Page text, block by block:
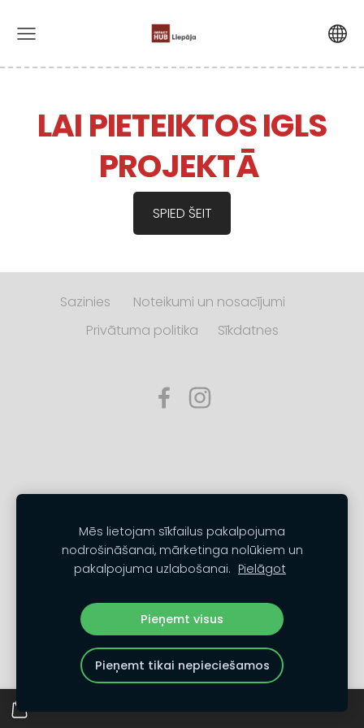
LAI PIETEIKTOS IGLS
PROJEKTĀ
SPIED ŠEIT
Sazinies
Noteikumi un nosacījumi
Privātuma politika
Sīkdatnes
Mēs lietojam sīkfailus pakalpojuma
nodrošināšanai, mārketinga nolūkiem un
pakalpojuma uzlabošanai. Pielāgot
Pieņemt visus
Pieņemt tikai nepieciešamos